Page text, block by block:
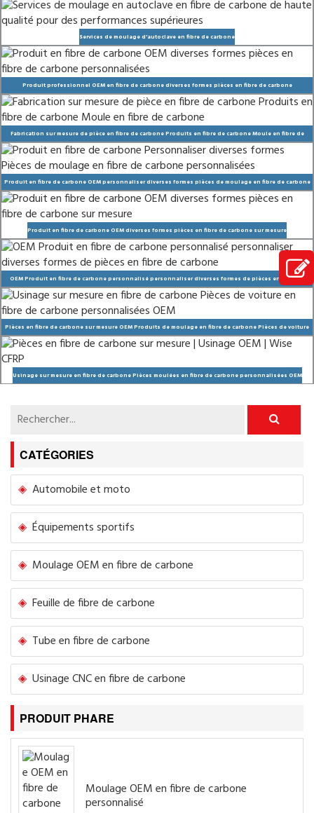
Services de moulage d’autoclave en fibre de carbone
Produit professionnel OEM en fibre de carbone diverses formes pièces en fibre de carbone
personnalisées
Fabrication sur mesure de pièce en fibre de carbone Produits en fibre de carbone Moule en fibre de
carbone
Produit en fibre de carbone OEM personnaliser diverses formes pièces de moulage en fibre de carbone
personnalisées
Produit en fibre de carbone OEM diverses formes pièces en fibre de carbone sur mesure
OEM Produit en fibre de carbone personnalisé personnaliser diverses formes de pièces en fibre de
carbone
Pièces en fibre de carbone sur mesure OEM Produits de moulage en fibre de carbone Pièces de voiture
en fibre de carbone
Usinage sur mesure en fibre de carbone Pièces moulées en fibre de carbone personnalisées OEM
CATÉGORIES
Automobile et moto
Équipements sportifs
Moulage OEM en fibre de carbone
Feuille de fibre de carbone
Tube en fibre de carbone
Usinage CNC en fibre de carbone
PRODUIT PHARE
Moulage OEM en fibre de carbone
personnalisé